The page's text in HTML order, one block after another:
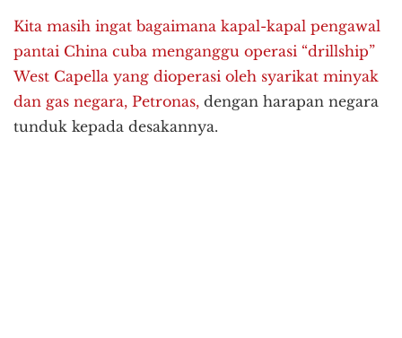
Kita masih ingat bagaimana kapal-kapal pengawal
pantai China cuba menganggu operasi “drillship”
West Capella yang dioperasi oleh syarikat minyak
dan gas negara, Petronas, dengan harapan negara
tunduk kepada desakannya.